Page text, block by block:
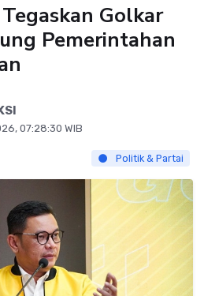
Golkar
Pemerintahan
07:28:30 WIB
Politik & Partai